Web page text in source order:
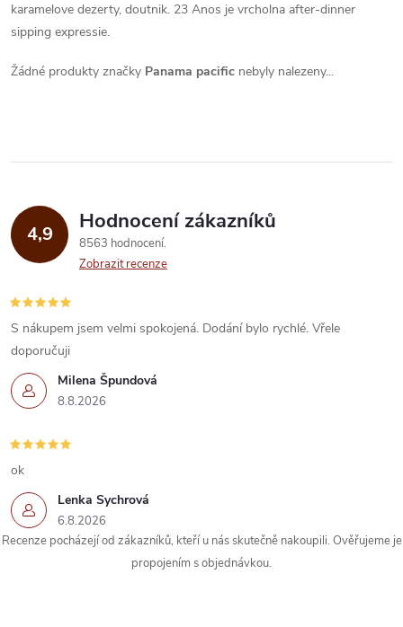
karamelove dezerty, doutnik. 23 Anos je vrcholna after-dinner
sipping expressie.
Žádné produkty značky Panama pacific nebyly nalezeny...
4,9 Hodnocení zákazníků
8563 hodnocení
Zobrazit recenze
Milena Špundová
8.8.2026
S nákupem jsem velmi spokojená. Dodání bylo rychlé. Vřele
doporučuji
Lenka Sychrová
6.8.2026
ok
Recenze pocházejí od zákazníků, kteří u nás skutečně nakoupili. Ověřujeme je
propojením s objednávkou.